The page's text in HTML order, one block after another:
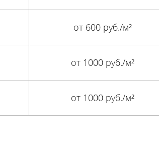
от 600 руб./м²
от 1000 руб./м²
от 1000 руб./м²